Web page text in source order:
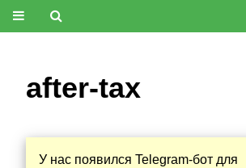
after-tax
У нас появился Telegram-бот для